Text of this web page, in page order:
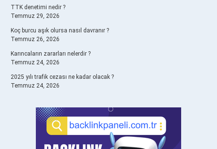
TTK denetimi nedir ?
Temmuz 29, 2026
Koç burcu aşık olursa nasıl davranır ?
Temmuz 26, 2026
Karıncaların zararları nelerdir ?
Temmuz 24, 2026
2025 yılı trafik cezası ne kadar olacak ?
Temmuz 24, 2026